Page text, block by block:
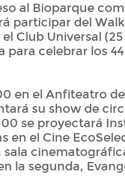
al Bioparque
participar del
el Club Universal
para celebrar los
en el Anfiteatro
su show de
se proyectará
en el Cine
la segunda,